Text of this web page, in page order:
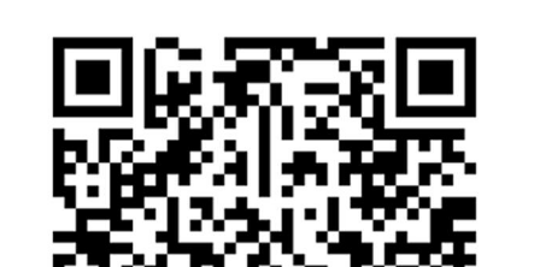
YTM - Zamanaşımına Uğrayacak Emanet ve
Alacaklar
Olağanüstü Piyasa Koşulları
Bilgi Toplumu Hizmetleri